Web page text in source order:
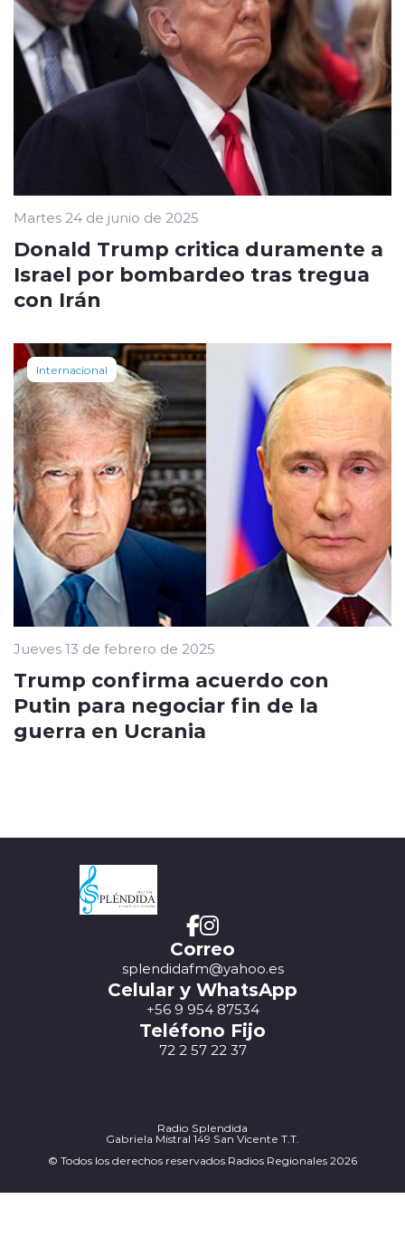
Martes 24 de junio de 2025
Donald Trump critica duramente a
Israel por bombardeo tras tregua
con Irán
Internacional
Jueves 13 de febrero de 2025
Trump confirma acuerdo con
Putin para negociar fin de la
guerra en Ucrania
Correo
splendidafm@yahoo.es
Celular y WhatsApp
+56 9 954 87534
Teléfono Fijo
72 2 57 22 37
Radio Splendida
Gabriela Mistral 149 San Vicente T.T.
© Todos los derechos reservados Radios Regionales 2026